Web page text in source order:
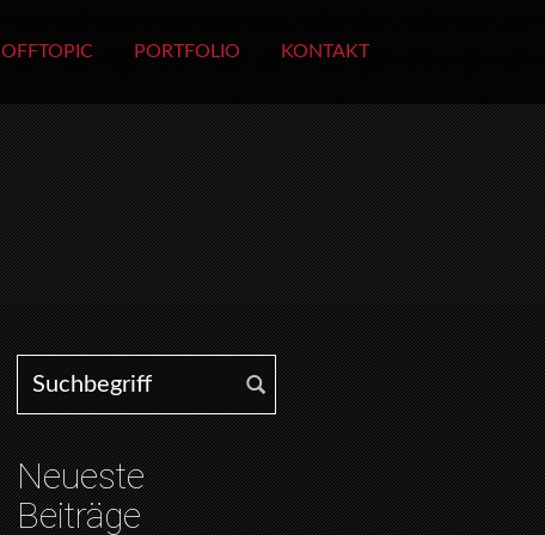
OFFTOPIC PORTFOLIO KONTAKT
Search for:
Neueste
Beiträge